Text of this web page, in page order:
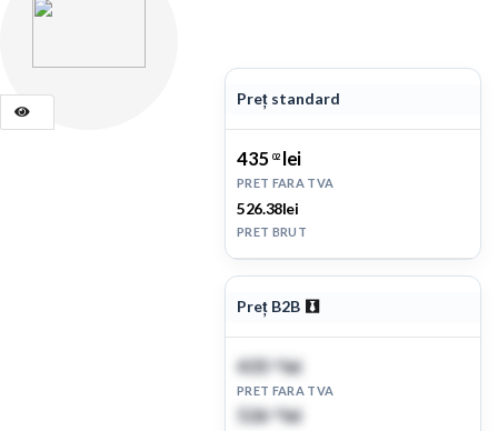
Preț standard
435 02lei
PRET FARA TVA
526.38lei
PRET BRUT
Preț B2B
435 lei
PRET FARA TVA
526 lei